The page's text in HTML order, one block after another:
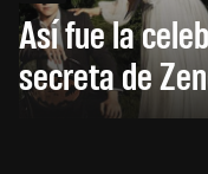
Así fue la
secreta de